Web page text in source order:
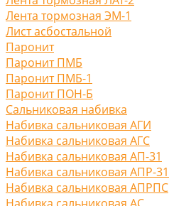
Лента тормозная ЭМ-1
Лист асбостальной
Паронит
Паронит ПМБ
Паронит ПМБ-1
Паронит ПОН-Б
Сальниковая набивка
Набивка сальниковая АГИ
Набивка сальниковая АГС
Набивка сальниковая АП-31
Набивка сальниковая АПР-31
Набивка сальниковая АПРПС